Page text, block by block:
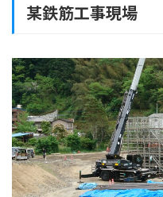
某鉄筋工事現場